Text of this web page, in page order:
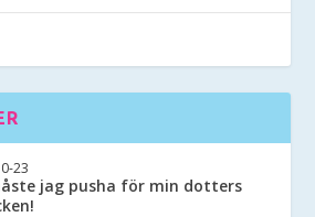
23
jag pusha för min dotters